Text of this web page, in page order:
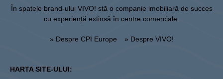
În spatele brand-ului VIVO! stă o companie imobiliară de succes
cu experiență extinsă în centre comerciale.
» Despre CPI Europe » Despre VIVO!
HARTA SITE-ULUI: